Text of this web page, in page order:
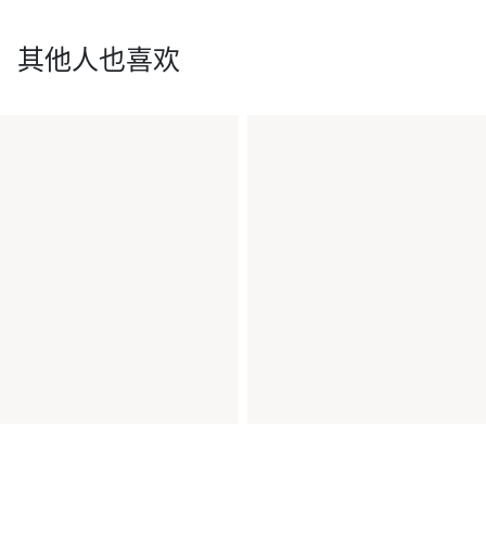
其他人也喜欢